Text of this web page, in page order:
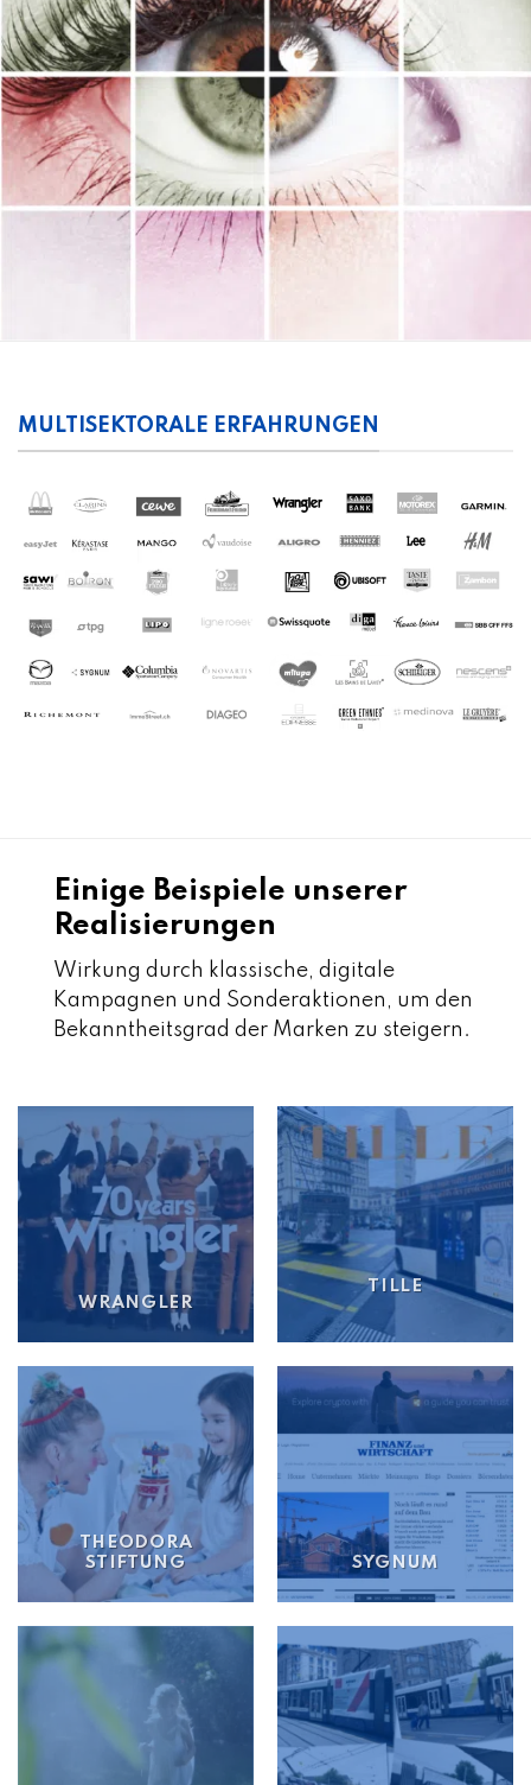
MULTISEKTORALE ERFAHRUNGEN
Einige Beispiele unserer
Realisierungen
Wirkung durch klassische, digitale
Kampagnen und Sonderaktionen, um den
Bekanntheitsgrad der Marken zu steigern.
WRANGLER
TILLE
THEODORA
STIFTUNG
SYGNUM